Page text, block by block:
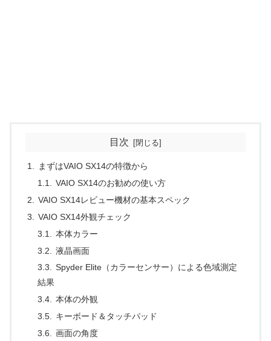
目次
まずはVAIO SX14の特徴から
VAIO SX14のお勧めの使い方
VAIO SX14レビュー機材の基本スペック
VAIO SX14外観チェック
本体カラー
液晶画面
Spyder Elite（カラーセンサー）による色域測定
結果
本体の外観
キーボード＆タッチパッド
画面の角度